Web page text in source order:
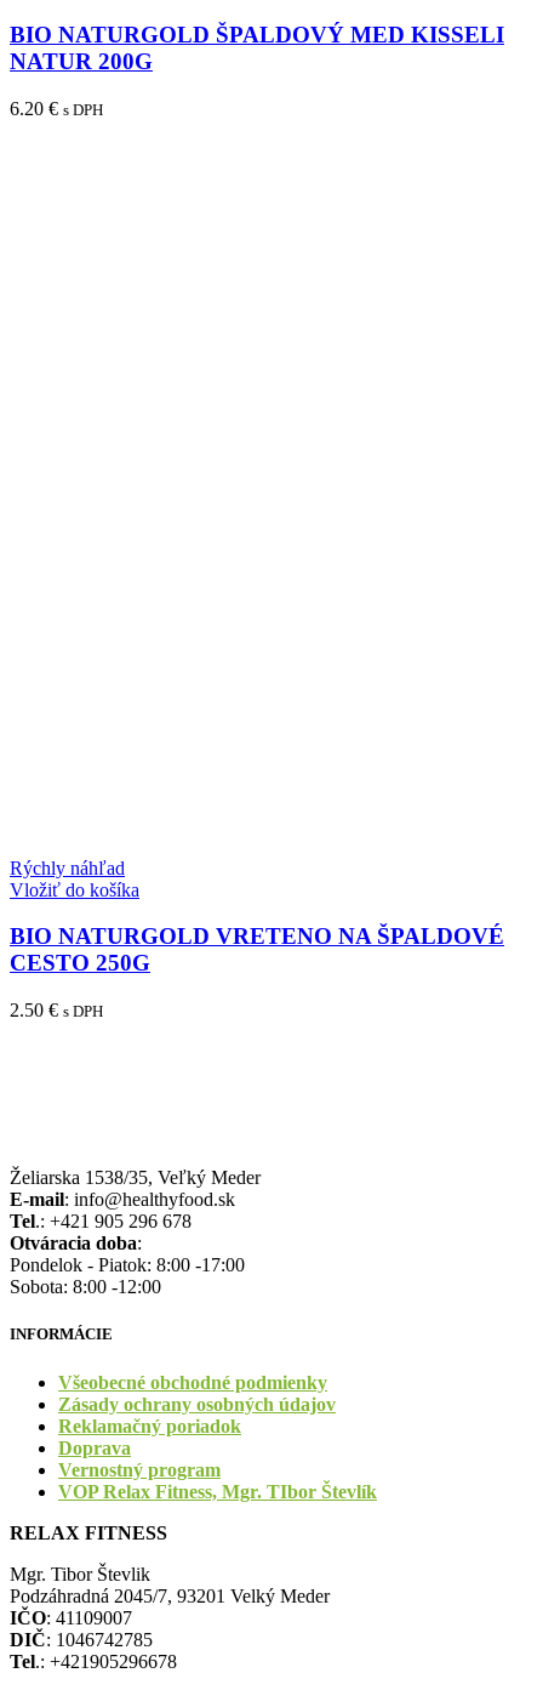
BIO NATURGOLD ŠPALDOVÝ MED KISSELI
NATUR 200G
6.20 € s DPH
Rýchly náhľad
Vložiť do košíka
BIO NATURGOLD VRETENO NA ŠPALDOVÉ
CESTO 250G
2.50 € s DPH
Želiarska 1538/35, Veľký Meder
E-mail: info@healthyfood.sk
Tel.: +421 905 296 678
Otváracia doba:
Pondelok - Piatok: 8:00 -17:00
Sobota: 8:00 -12:00
INFORMÁCIE
Všeobecné obchodné podmienky
Zásady ochrany osobných údajov
Reklamačný poriadok
Doprava
Vernostný program
VOP Relax Fitness, Mgr. TIbor Števlík
RELAX FITNESS
Mgr. Tibor Števlik
Podzáhradná 2045/7, 93201 Velký Meder
IČO: 41109007
DIČ: 1046742785
Tel.: +421905296678